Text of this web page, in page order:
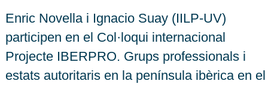
Enric Novella i Ignacio Suay (IILP-UV)
participen en el Col·loqui internacional
Projecte IBERPRO. Grups professionals i
estats autoritaris en la península ibèrica en el